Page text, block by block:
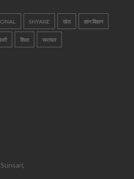
SHYANE खेल ज्ञान बिज्ञान
शिक्षा समाचार